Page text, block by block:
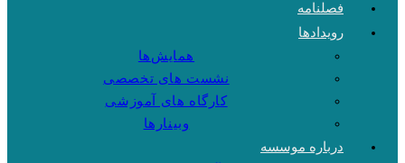
فصلنامه
رویدادها
همایش‌ها
نشست های تخصصی
کارگاه های آموزشی
وبینارها
درباره موسسه